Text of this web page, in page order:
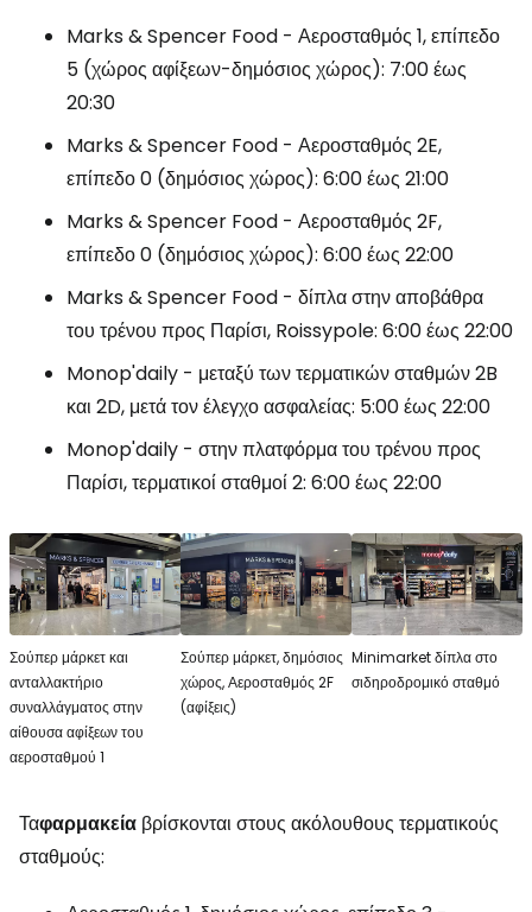
Marks & Spencer Food - Αεροσταθμός 1, επίπεδο
5 (χώρος αφίξεων-δημόσιος χώρος): 7:00 έως
20:30
Marks & Spencer Food - Αεροσταθμός 2E,
επίπεδο 0 (δημόσιος χώρος): 6:00 έως 21:00
Marks & Spencer Food - Αεροσταθμός 2F,
επίπεδο 0 (δημόσιος χώρος): 6:00 έως 22:00
Marks & Spencer Food - δίπλα στην αποβάθρα
του τρένου προς Παρίσι, Roissypole: 6:00 έως 22:00
Monop'daily - μεταξύ των τερματικών σταθμών 2B
και 2D, μετά τον έλεγχο ασφαλείας: 5:00 έως 22:00
Monop'daily - στην πλατφόρμα του τρένου προς
Παρίσι, τερματικοί σταθμοί 2: 6:00 έως 22:00
Σούπερ μάρκετ και
ανταλλακτήριο
συναλλάγματος στην
αίθουσα αφίξεων του
αεροσταθμού 1
Σούπερ μάρκετ, δημόσιος
χώρος, Αεροσταθμός 2F
(αφίξεις)
Minimarket δίπλα στο
σιδηροδρομικό σταθμό
Ταφαρμακεία βρίσκονται στους ακόλουθους τερματικούς
σταθμούς: